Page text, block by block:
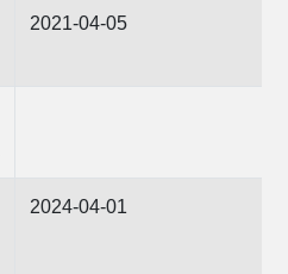
2021-04-05
2024-04-01